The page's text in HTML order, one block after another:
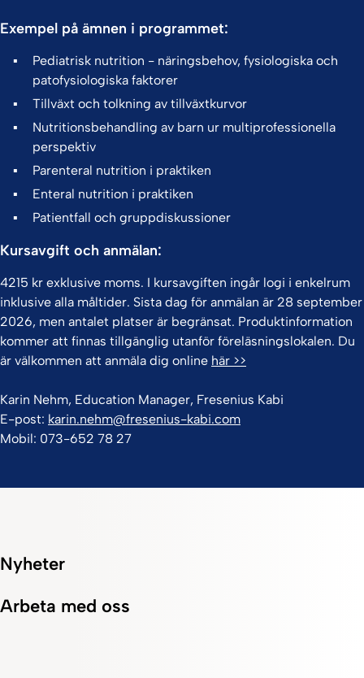
Exempel på ämnen i programmet:
Pediatrisk nutrition - näringsbehov, fysiologiska och
patofysiologiska faktorer
Tillväxt och tolkning av tillväxtkurvor
Nutritionsbehandling av barn ur multiprofessionella
perspektiv
Parenteral nutrition i praktiken
Enteral nutrition i praktiken
Patientfall och gruppdiskussioner
Kursavgift och anmälan:
4215 kr exklusive moms. I kursavgiften ingår logi i enkelrum
inklusive alla måltider. Sista dag för anmälan är 28 september
2026, men antalet platser är begränsat. Produktinformation
kommer att finnas tillgänglig utanför föreläsningslokalen. Du
är välkommen att anmäla dig online här >>
Karin Nehm, Education Manager, Fresenius Kabi
E-post: karin.nehm@fresenius-kabi.com
Mobil: 073-652 78 27
Nyheter
Arbeta med oss